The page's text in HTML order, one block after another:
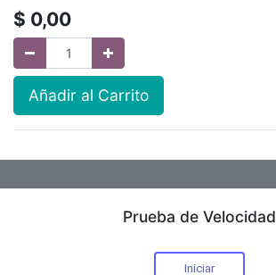
$ 0,00
Añadir al Carrito
Prueba de Velocidad